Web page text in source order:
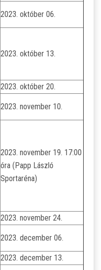
2023. október 06.
2023. október 13.
2023. október 20.
2023. november 10.
2023. november 19. 17:00
óra (Papp László
Sportaréna)
2023. november 24.
2023. december 06.
2023. december 13.